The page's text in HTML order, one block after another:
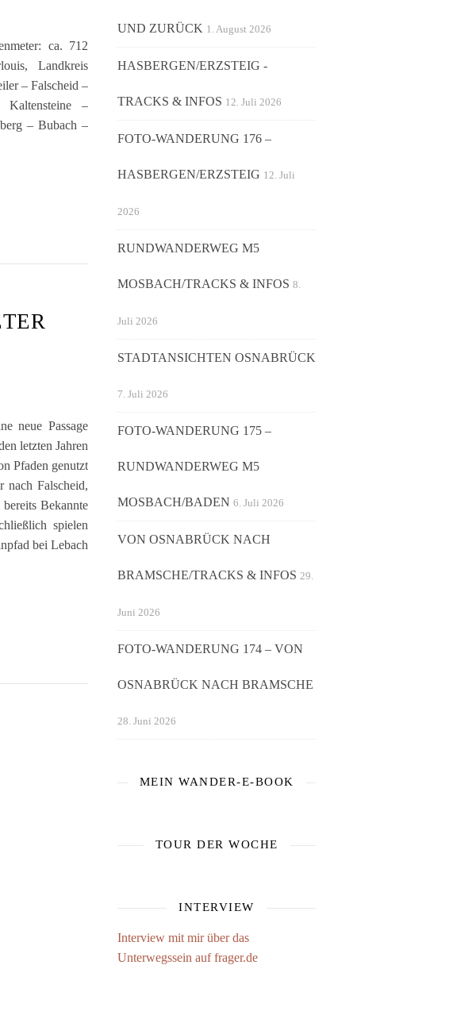
ca. 712
Landkreis
– Falscheid –
Kaltensteine –
– Bubach –
neue Passage
letzten Jahren
Pfaden genutzt
nach Falscheid,
Bekannte
spielen
bei Lebach
UND ZURÜCK 1. August 2026
HASBERGEN/ERZSTEIG -
TRACKS & INFOS 12. Juli 2026
FOTO-WANDERUNG 176 –
HASBERGEN/ERZSTEIG 12. Juli
2026
RUNDWANDERWEG M5
MOSBACH/TRACKS & INFOS 8.
Juli 2026
STADTANSICHTEN OSNABRÜCK
7. Juli 2026
FOTO-WANDERUNG 175 –
RUNDWANDERWEG M5
MOSBACH/BADEN 6. Juli 2026
VON OSNABRÜCK NACH
BRAMSCHE/TRACKS & INFOS 29.
Juni 2026
FOTO-WANDERUNG 174 – VON
OSNABRÜCK NACH BRAMSCHE
28. Juni 2026
MEIN WANDER-E-BOOK
TOUR DER WOCHE
INTERVIEW
Interview mit mir über das
Unterwegssein auf frager.de